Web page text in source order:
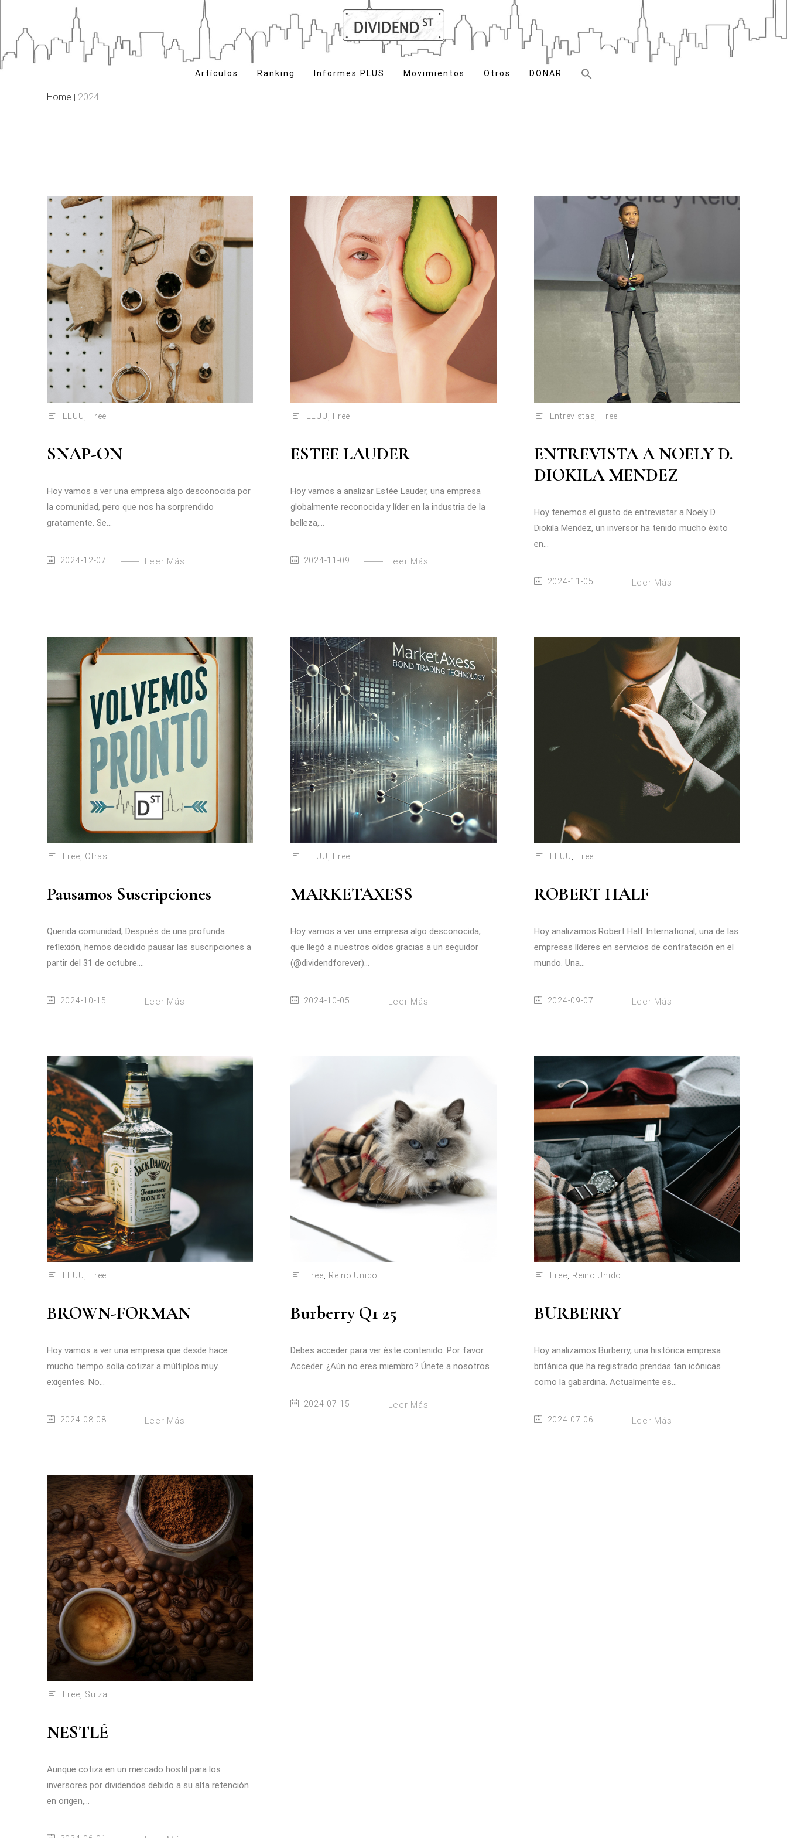
content
Artículos Ranking Informes PLUS Movimientos Otros DONAR
Home 2024
EEUU, Free
SNAP-ON
Hoy vamos a ver una empresa algo desconocida por
la comunidad, pero que nos ha sorprendido
gratamente. Se...
2024-12-07 Leer Más
EEUU, Free
ESTEE LAUDER
Hoy vamos a analizar Estée Lauder, una empresa
globalmente reconocida y líder en la industria de la
belleza,...
2024-11-09 Leer Más
Entrevistas, Free
ENTREVISTA A NOELY D.
DIOKILA MENDEZ
Hoy tenemos el gusto de entrevistar a Noely D.
Diokila Mendez, un inversor ha tenido mucho éxito
en...
2024-11-05 Leer Más
Free, Otras
Pausamos Suscripciones
Querida comunidad, Después de una profunda
reflexión, hemos decidido pausar las suscripciones a
partir del 31 de octubre....
2024-10-15 Leer Más
EEUU, Free
MARKETAXESS
Hoy vamos a ver una empresa algo desconocida,
que llegó a nuestros oídos gracias a un seguidor
(@dividendforever)...
2024-10-05 Leer Más
EEUU, Free
ROBERT HALF
Hoy analizamos Robert Half International, una de las
empresas líderes en servicios de contratación en el
mundo. Una...
2024-09-07 Leer Más
EEUU, Free
BROWN-FORMAN
Hoy vamos a ver una empresa que desde hace
mucho tiempo solía cotizar a múltiplos muy
exigentes. No...
2024-08-08 Leer Más
Free, Reino Unido
Burberry Q1 25
Debes acceder para ver éste contenido. Por favor
Acceder. ¿Aún no eres miembro? Únete a nosotros
2024-07-15 Leer Más
Free, Reino Unido
BURBERRY
Hoy analizamos Burberry, una histórica empresa
británica que ha registrado prendas tan icónicas
como la gabardina. Actualmente es...
2024-07-06 Leer Más
Free, Suiza
NESTLÉ
Aunque cotiza en un mercado hostil para los
inversores por dividendos debido a su alta retención
en origen,...